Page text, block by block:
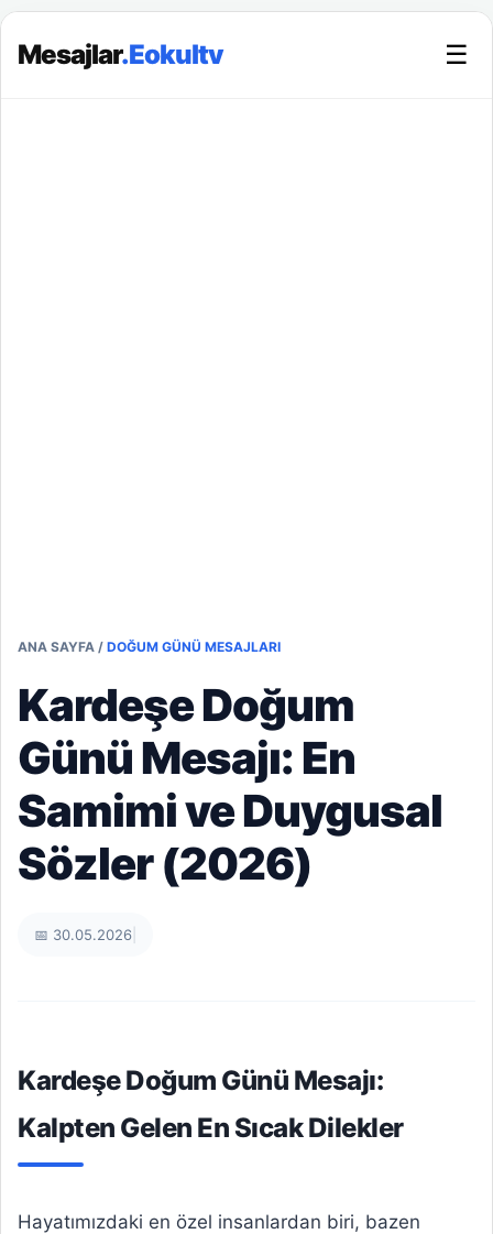
Mesajlar.Eokultv ☰
ANA SAYFA / DOĞUM GÜNÜ MESAJLARI
Kardeşe Doğum
Günü Mesajı: En
Samimi ve Duygusal
Sözler (2026)
📅 30.05.2026
Kardeşe Doğum Günü Mesajı:
Kalpten Gelen En Sıcak Dilekler
Hayatımızdaki en özel insanlardan biri, bazen